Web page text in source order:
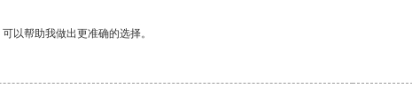
以帮助我做出更准确的选择。